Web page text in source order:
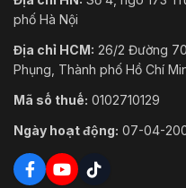
phố Hà Nội
Địa chỉ HCM: 26/2 Đường
Phụng, Thành phố Hồ Chí
Mã số thuế: 0102710129
Ngày hoạt động: 07-04-